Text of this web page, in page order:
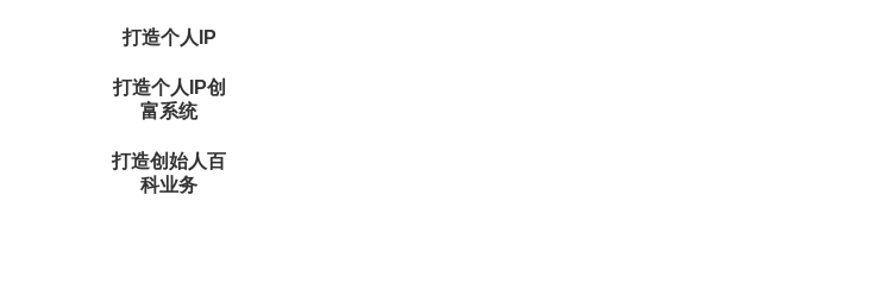
打造个人IP
打造个人IP创
富系统
打造创始人百
科业务